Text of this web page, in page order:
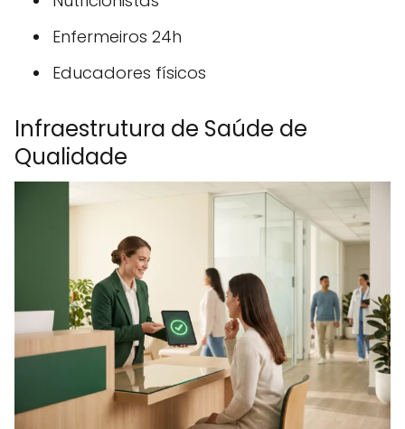
Enfermeiros 24h
Educadores físicos
Infraestrutura de Saúde de
Qualidade